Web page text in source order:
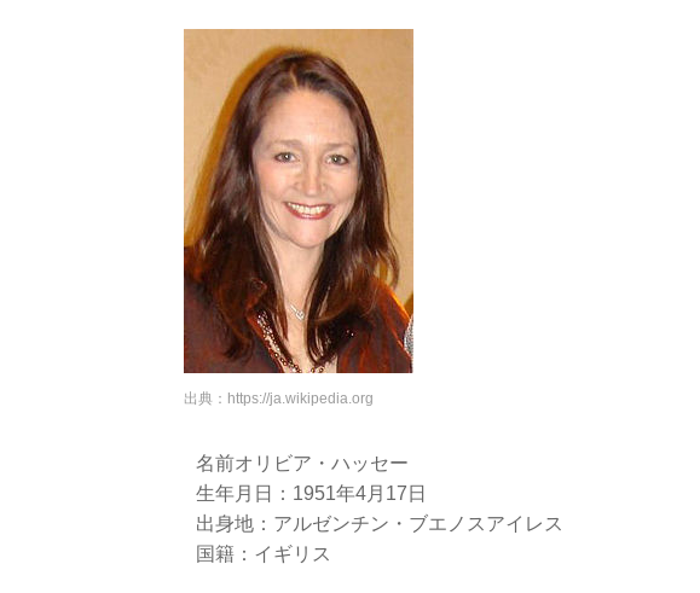
出典： https://ja.wikipedia.org
名前オリビア・ハッセー
生年月日：1951年4月17日
出身地：アルゼンチン・ブエノスアイレス
国籍：イギリス